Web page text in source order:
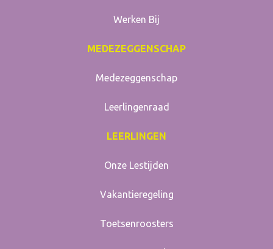
Werken Bij
MEDEZEGGENSCHAP
Medezeggenschap
Leerlingenraad
LEERLINGEN
Onze Lestijden
Vakantieregeling
Toetsenroosters